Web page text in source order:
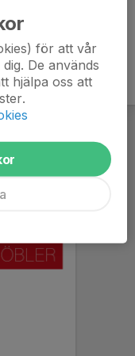
för att vår
De används
hjälpa oss att